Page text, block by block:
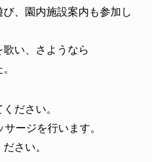
、園内施設案内も参加し
い、さようなら
ださい。
ージを行います。
さい。